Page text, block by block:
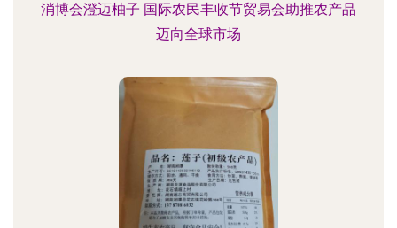
消博会澄迈柚子 国际农民丰收节贸易会助推农产品
迈向全球市场